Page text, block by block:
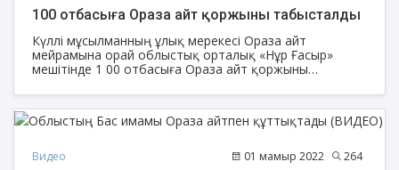
100 отбасыға Ораза айт қоржыны табысталды
Күллі мұсылманның ұлық мерекесі Ораза айт
мейрамына орай облыстық орталық «Нұр Ғасыр»
мешітінде 1 00 отбасыға Ораза айт қоржыны
Видео 01 мамыр 2022 264